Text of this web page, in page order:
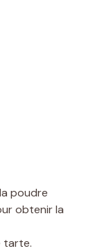
poudre
obtenir la
tarte.